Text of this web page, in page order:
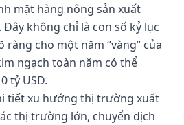
mặt hàng nông sản xuất
không chỉ là con số kỷ lục
ràng cho một năm “vàng” của
ngạch toàn năm có thể
tỷ USD.
tiết xu hướng thị trường xuất
thị trường lớn, chuyển dịch